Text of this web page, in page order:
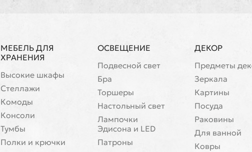
МЕБЕЛЬ ДЛЯ
ХРАНЕНИЯ
Высокие шкафы
Стеллажи
Комоды
Консоли
Тумбы
Полки и крючки
ОСВЕЩЕНИЕ
Подвесной свет
Бра
Торшеры
Настольный свет
Лампочки
Эдисона и LED
Патроны
ДЕКОР
Предметы
Зеркала
Картины
Посуда
Раковины
Для ванной
Ковры